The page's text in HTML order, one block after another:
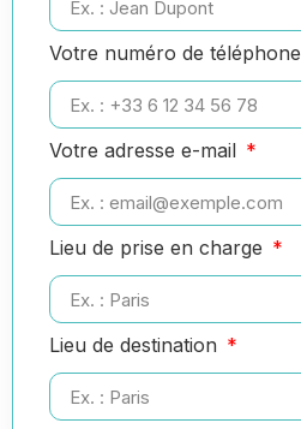
Votre numéro de téléphone
Votre adresse e-mail
Lieu de prise en charge
Lieu de destination